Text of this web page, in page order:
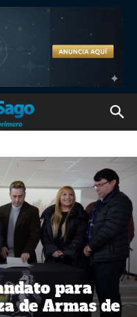
para
de Armas de